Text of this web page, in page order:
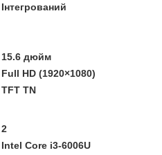
Інтегрований
15.6 дюйм
Full HD (1920×1080)
TFT TN
2
Intel Core i3-6006U